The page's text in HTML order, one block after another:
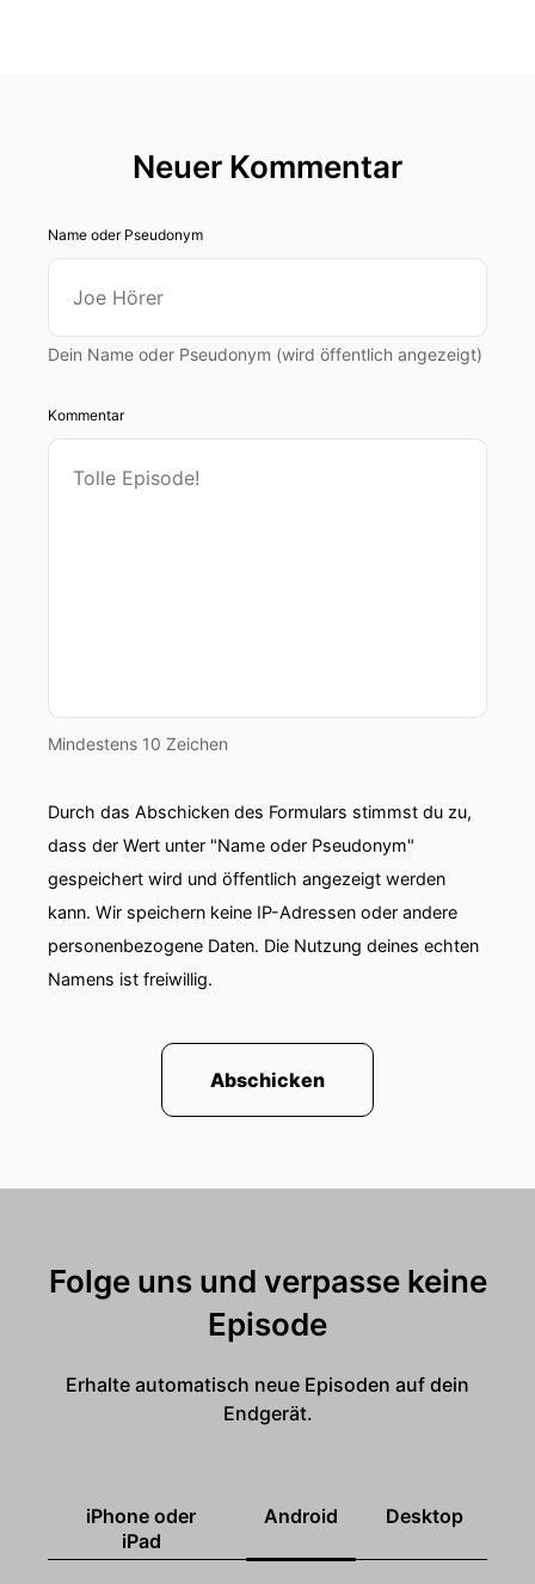
Neuer Kommentar
Name oder Pseudonym
Dein Name oder Pseudonym (wird öffentlich angezeigt)
Kommentar
Mindestens 10 Zeichen
Durch das Abschicken des Formulars stimmst du zu,
dass der Wert unter "Name oder Pseudonym"
gespeichert wird und öffentlich angezeigt werden
kann. Wir speichern keine IP-Adressen oder andere
personenbezogene Daten. Die Nutzung deines echten
Namens ist freiwillig.
Abschicken
Folge uns und verpasse keine
Episode
Erhalte automatisch neue Episoden auf dein
Endgerät.
iPhone oder
iPad
Android Desktop